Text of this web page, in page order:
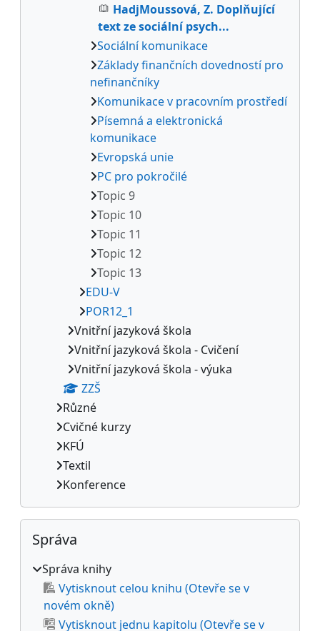
HadjMoussová, Z. Doplňující
text ze sociální psych...
Sociální komunikace
Základy finančních dovedností pro
nefinančníky
Komunikace v pracovním prostředí
Písemná a elektronická
komunikace
Evropská unie
PC pro pokročilé
Topic 9
Topic 10
Topic 11
Topic 12
Topic 13
EDU-V
POR12_1
Vnitřní jazyková škola
Vnitřní jazyková škola - Cvičení
Vnitřní jazyková škola - výuka
ZZŠ
Různé
Cvičné kurzy
KFÚ
Textil
Konference
Přeskočit: Správa
Správa
Správa knihy
Vytisknout celou knihu (Otevře se v
novém okně)
Vytisknout jednu kapitolu (Otevře se v